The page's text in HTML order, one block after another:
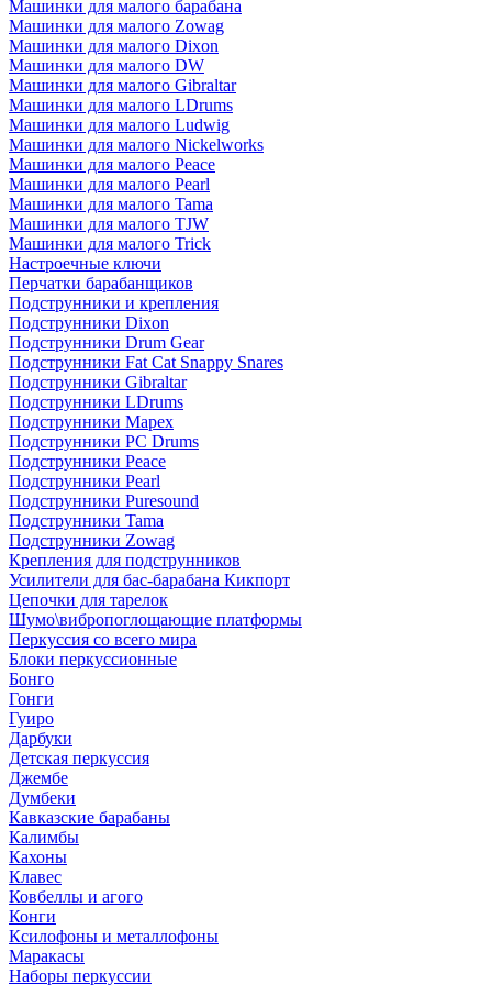
Машинки для малого барабана
Машинки для малого Zowag
Машинки для малого Dixon
Машинки для малого DW
Машинки для малого Gibraltar
Машинки для малого LDrums
Машинки для малого Ludwig
Машинки для малого Nickelworks
Машинки для малого Peace
Машинки для малого Pearl
Машинки для малого Tama
Машинки для малого TJW
Машинки для малого Trick
Настроечные ключи
Перчатки барабанщиков
Подструнники и крепления
Подструнники Dixon
Подструнники Drum Gear
Подструнники Fat Cat Snappy Snares
Подструнники Gibraltar
Подструнники LDrums
Подструнники Mapex
Подструнники PC Drums
Подструнники Peace
Подструнники Pearl
Подструнники Puresound
Подструнники Tama
Подструнники Zowag
Крепления для подструнников
Усилители для бас-барабана Кикпорт
Цепочки для тарелок
Шумо\вибропоглощающие платформы
Перкуссия со всего мира
Блоки перкуссионные
Бонго
Гонги
Гуиро
Дарбуки
Детская перкуссия
Джембе
Думбеки
Кавказские барабаны
Калимбы
Кахоны
Клавес
Ковбеллы и агого
Конги
Ксилофоны и металлофоны
Маракасы
Наборы перкуссии